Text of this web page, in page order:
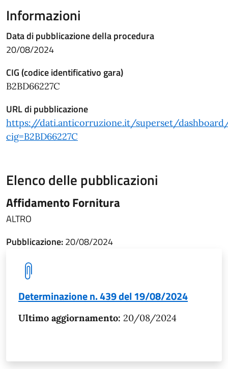
Informazioni
Data di pubblicazione della procedura
20/08/2024
CIG (codice identificativo gara)
B2BD66227C
URL di pubblicazione
https://dati.anticorruzione.it/superset/
cig=B2BD66227C
Elenco delle pubblicazioni
Affidamento Fornitura
ALTRO
Pubblicazione:20/08/2024
Determinazione n. 439 del 19/08/2024
Ultimo aggiornamento: 20/08/2024